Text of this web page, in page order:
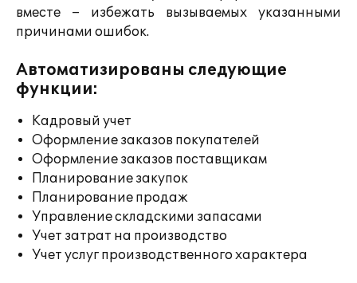
вместе – избежать вызываемых указанными
причинами ошибок.
Автоматизированы следующие
функции:
Кадровый учет
Оформление заказов покупателей
Оформление заказов поставщикам
Планирование закупок
Планирование продаж
Управление складскими запасами
Учет затрат на производство
Учет услуг производственного характера